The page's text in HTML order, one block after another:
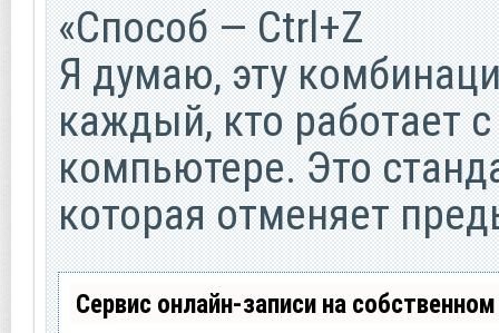
«Способ — Ctrl+Z
Я думаю, эту
каждый, кто работает
компьютере. Это
которая отменяет
Сервис онлайн-записи на